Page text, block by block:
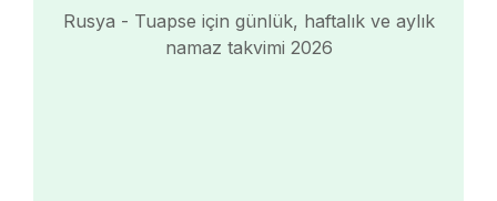
Rusya - Tuapse için günlük, haftalık ve aylık
namaz takvimi 2026